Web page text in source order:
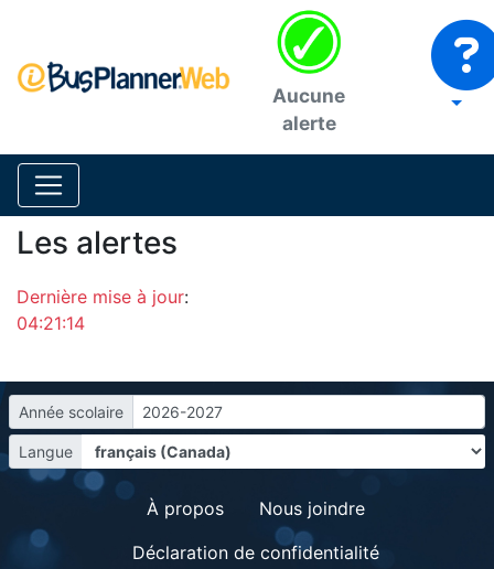
Aucune
alerte
Les alertes
Dernière mise à jour:
04:21:14
Année scolaire 2026-2027
Langue
À propos
Nous joindre
Déclaration de confidentialité